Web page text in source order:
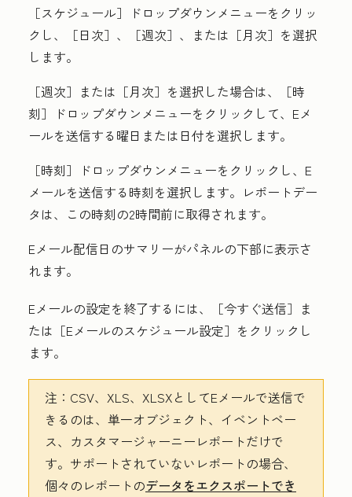
［スケジュール］
ドロップダウンメニューをクリッ
クし、［日次］ 、［週次］ 、または［月次］ を選択
します。
［週次］または ［月次］を選択した場合は、［時
刻］
ドロップダウンメニューをクリックして、Eメ
ールを送信する曜日 または 日付を選択します。
［時刻］
ドロップダウンメニューをクリックし、E
メールを送信する時刻を選択します。レポートデー
タは、この時刻の2時間前に取得されます。
Eメール配信日のサマリーがパネルの下部に表示さ
れます。
Eメールの設定を終了するには、［今すぐ送信］ ま
たは［Eメールのスケジュール設定］ をクリックし
ます。
注： CSV、XLS、XLSXとしてEメールで送信で
きるのは、単一オブジェクト、イベントベー
ス、カスタマージャーニーレポートだけで
す。サポートされていないレポートの場合、
個々のレポートのデータをエクスポートでき